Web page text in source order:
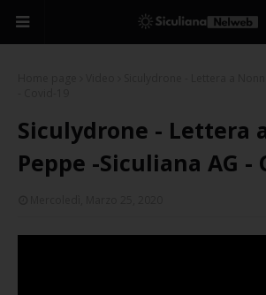
Siculydrone - Lettera
Peppe -Siculiana AG -